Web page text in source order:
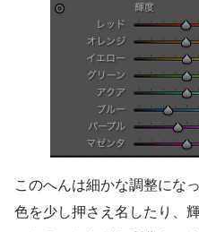
このへんは細かな調整にな
色を少し押さえ名したり、